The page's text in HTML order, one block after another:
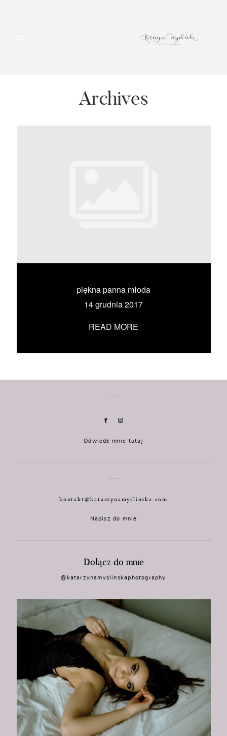
Archives
piękna panna młoda
14 grudnia 2017
READ MORE
PORTFOLIO
UMÓW SIĘ ZE MNĄ →
Odwiedź mnie tutaj
kontakt@katarzynamyslinska.com
Napisz do mnie
Dołącz do mnie
@katarzynamyslinskaphotography